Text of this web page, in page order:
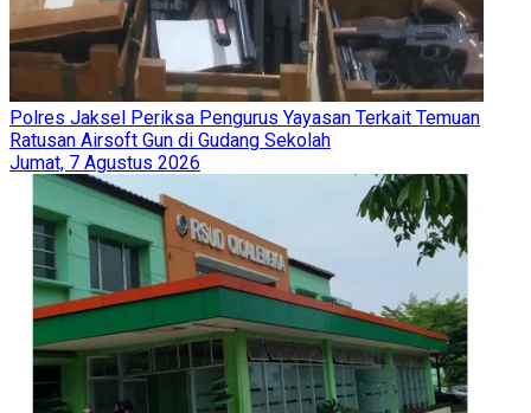
Polres Jaksel Periksa Pengurus Yayasan Terkait Temuan
Ratusan Airsoft Gun di Gudang Sekolah
Jumat, 7 Agustus 2026